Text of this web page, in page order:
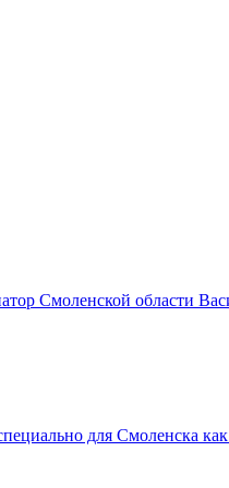
Смоленской области
для Смоленска